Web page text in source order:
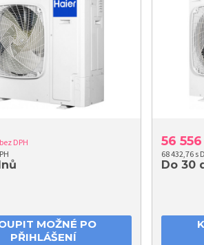
bez DPH
MOŽNÉ PO
PŘIHLÁŠENÍ
56 556
68 432,76 s
Do 30